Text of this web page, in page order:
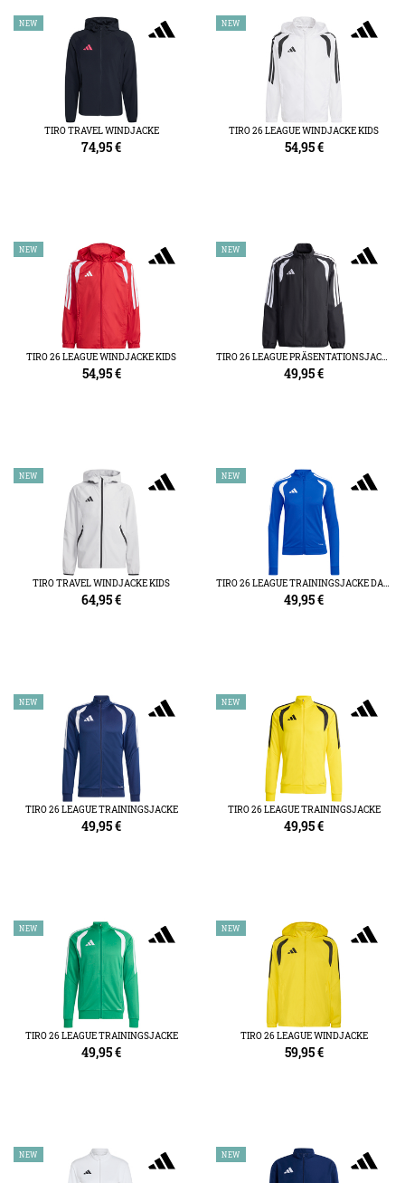
NEW
TIRO TRAVEL WINDJACKE
74,95€
NEW
TIRO 26 LEAGUE WINDJACKE KIDS
54,95€
NEW
TIRO 26 LEAGUE WINDJACKE KIDS
54,95€
NEW
TIRO 26 LEAGUE PRÄSENTATIONSJACKE KIDS
49,95€
NEW
TIRO TRAVEL WINDJACKE KIDS
64,95€
NEW
TIRO 26 LEAGUE TRAININGSJACKE DAMEN
49,95€
NEW
TIRO 26 LEAGUE TRAININGSJACKE
49,95€
NEW
TIRO 26 LEAGUE TRAININGSJACKE
49,95€
NEW
TIRO 26 LEAGUE TRAININGSJACKE
49,95€
NEW
TIRO 26 LEAGUE WINDJACKE
59,95€
NEW NEW